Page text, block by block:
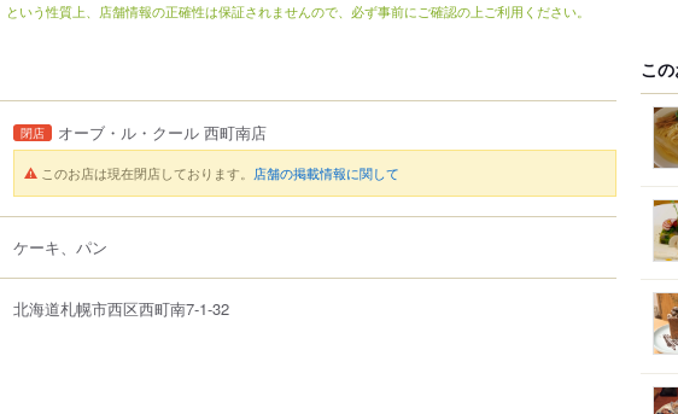
という性質上、店舗情報の正確性は保証されませんので、必ず事前にご確認の上ご利用ください。
閉店 オーブ・ル・クール 西町南店
このお店は現在閉店しております。 店舗の掲載情報に関して
ケーキ、パン
北海道札幌市西区西町南7-1-32
こ